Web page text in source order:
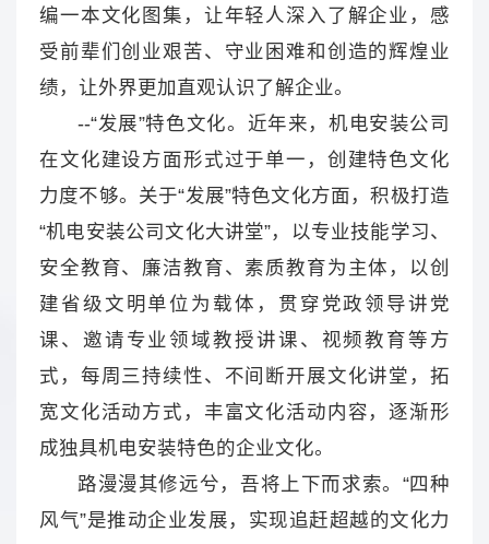
编一本文化图集，让年轻人深入了解企业，感
受前辈们创业艰苦、守业困难和创造的辉煌业
绩，让外界更加直观认识了解企业。
--“发展”特色文化。近年来，机电安装公司
在文化建设方面形式过于单一，创建特色文化
力度不够。关于“发展”特色文化方面，积极打造
“机电安装公司文化大讲堂”，以专业技能学习、
安全教育、廉洁教育、素质教育为主体，以创
建省级文明单位为载体，贯穿党政领导讲党
课、邀请专业领域教授讲课、视频教育等方
式，每周三持续性、不间断开展文化讲堂，拓
宽文化活动方式，丰富文化活动内容，逐渐形
成独具机电安装特色的企业文化。
路漫漫其修远兮，吾将上下而求索。“四种
风气”是推动企业发展，实现追赶超越的文化力